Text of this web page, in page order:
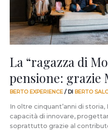
La “ragazza di
pensione: grazie
BERTO EXPERIENCE / DI BERTO
In oltre cinquant’anni di
capacità di innovare,
soprattutto grazie al
Marion!